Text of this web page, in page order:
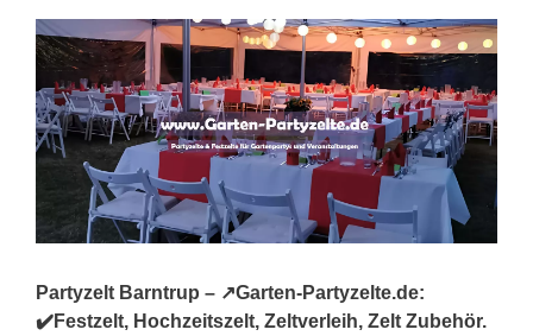
Partyzelt Barntrup – ↗️Garten-Partyzelte.de:
✔️Festzelt, Hochzeitszelt, Zeltverleih, Zelt Zubehör.